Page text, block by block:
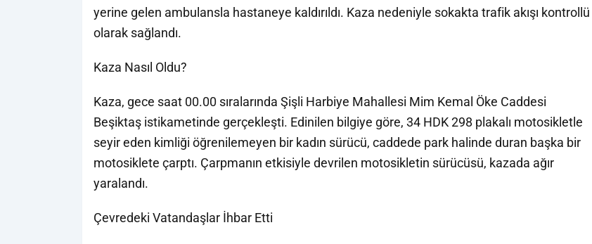
yerine gelen ambulansla hastaneye kaldırıldı. Kaza nedeniyle sokakta trafik akışı kontrollü
olarak sağlandı.
Kaza Nasıl Oldu?
Kaza, gece saat 00.00 sıralarında Şişli Harbiye Mahallesi Mim Kemal Öke Caddesi
Beşiktaş istikametinde gerçekleşti. Edinilen bilgiye göre, 34 HDK 298 plakalı motosikletle
seyir eden kimliği öğrenilemeyen bir kadın sürücü, caddede park halinde duran başka bir
motosiklete çarptı. Çarpmanın etkisiyle devrilen motosikletin sürücüsü, kazada ağır
yaralandı.
Çevredeki Vatandaşlar İhbar Etti